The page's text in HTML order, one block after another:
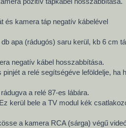
és kamera táp negatív kábelével
apa (rádugós) saru kerül, kb 6 cm
negatív kábel hosszabbítása.
a relé segítségéve leföldelje, ha
a relé 87-es lábára.
kerül bele a TV modul kék
a kamera RCA (sárga) végű